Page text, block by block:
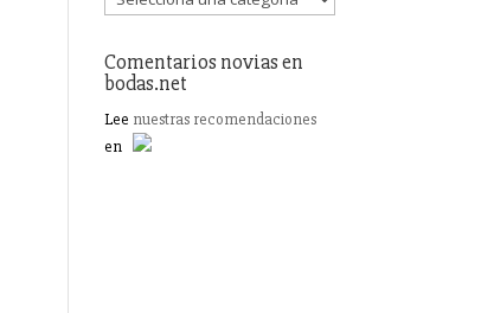
Comentarios novias en
bodas.net
Lee nuestras recomendaciones
en